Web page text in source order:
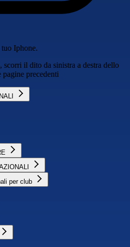
Iphone.
il dito da sinistra a destra dello
pagine precedenti
per club